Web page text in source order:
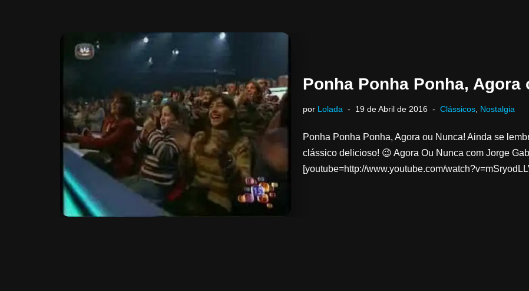
Ponha Ponha Ponha, Agora
por Lolada 19 de Abril de 2016 Clássicos Nostalgia
Ponha Ponha Ponha, Agora ou Nunca! Ainda se
clássico delicioso! 😉 Agora Ou Nunca com Jorge
[youtube=http://www.youtube.com/